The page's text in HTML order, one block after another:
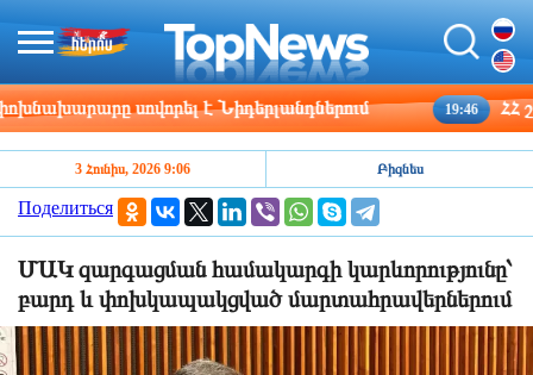
սովորել է Նիդերլանդներում 19:46 ՀՀ
3 Հունիս, 2026 9:06 Բիզնես
Поделиться
ՄԱԿ զարգացման համակարգի կարևորությունը՝
բարդ և փոխկապակցված մարտահրավերներում